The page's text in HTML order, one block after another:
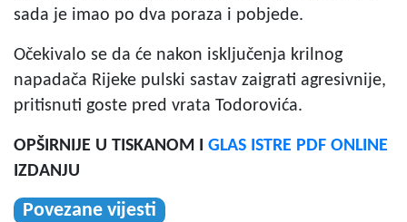
sada je imao po dva poraza i pobjede.
Očekivalo se da će nakon isključenja krilnog
napadača Rijeke pulski sastav zaigrati agresivnije,
pritisnuti goste pred vrata Todorovića.
OPŠIRNIJE U TISKANOM I GLAS ISTRE PDF ONLINE
IZDANJU
Povezane vijesti